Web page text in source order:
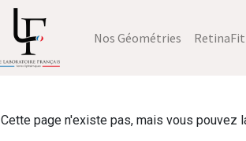
Nos Géométries RetinaFit
Cette page n'existe pas, mais vous pouvez